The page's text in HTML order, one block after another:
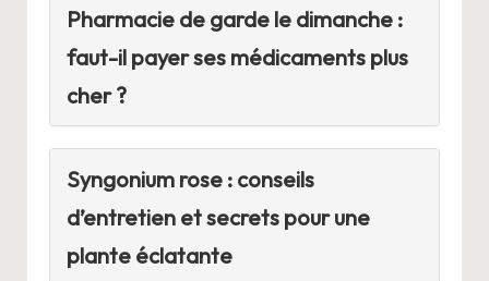
Pharmacie de garde le dimanche :
faut-il payer ses médicaments plus
cher ?
Syngonium rose : conseils
d’entretien et secrets pour une
plante éclatante